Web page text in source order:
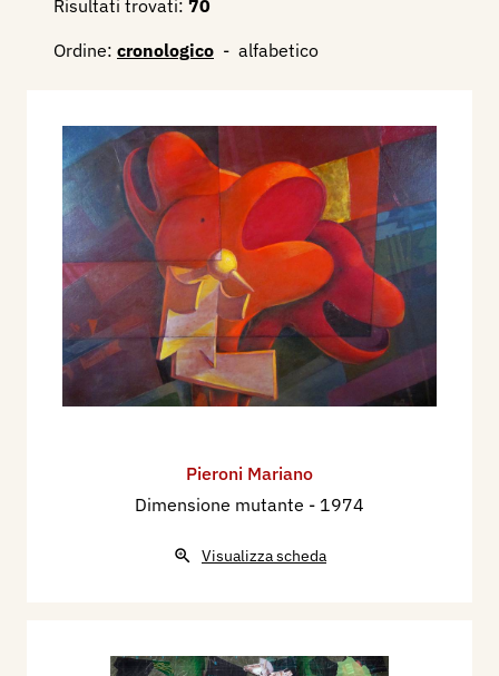
Risultati trovati: 70
Ordine: cronologico - alfabetico
Pieroni Mariano
Dimensione mutante - 1974
Visualizza scheda